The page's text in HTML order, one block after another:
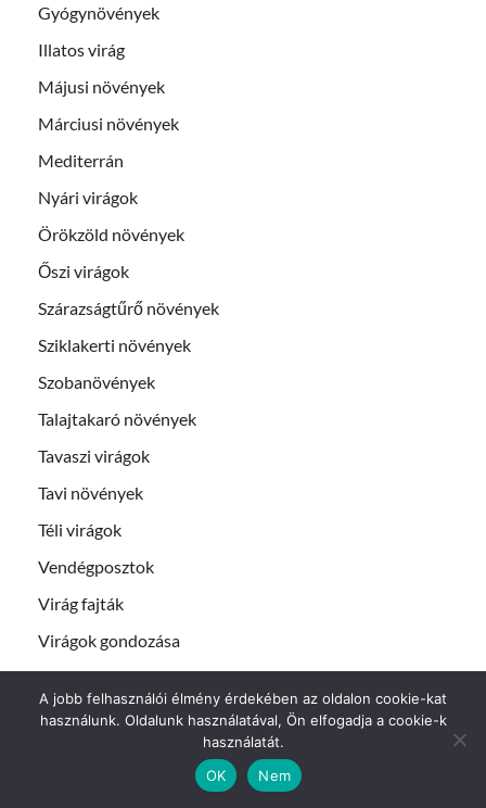
Gyógynövények
Illatos virág
Májusi növények
Márciusi növények
Mediterrán
Nyári virágok
Örökzöld növények
Őszi virágok
Szárazságtűrő növények
Sziklakerti növények
Szobanövények
Talajtakaró növények
Tavaszi virágok
Tavi növények
Téli virágok
Vendégposztok
Virág fajták
Virágok gondozása
LEGUTÓBBI BEJEGYZÉSEK
Kerti díszcsalán piros levelű fajták (Coleus ‘Red Velvet’)
A jobb felhasználói élmény érdekében az oldalon cookie-kat
használunk. Oldalunk használatával, Ön elfogadja a cookie-k
használatát.
OK
Nem